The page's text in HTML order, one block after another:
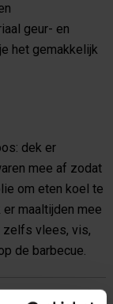
geur- en
het gemakkelijk
dek er
mee af zodat
om eten koel te
maaltijden mee
zelfs vlees, vis,
de barbecue.